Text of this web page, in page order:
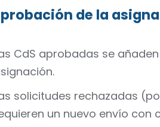
de la
CdS aprobadas se
solicitudes rechazadas
un nuevo envío con